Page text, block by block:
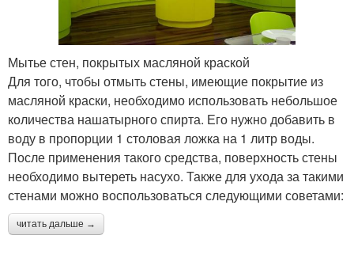
Мытье стен, покрытых масляной краской
Для того, чтобы отмыть стены, имеющие покрытие из
масляной краски, необходимо использовать небольшое
количества нашатырного спирта. Его нужно добавить в
воду в пропорции 1 столовая ложка на 1 литр воды.
После применения такого средства, поверхность стены
необходимо вытереть насухо. Также для ухода за такими
стенами можно воспользоваться следующими советами:
читать дальше →